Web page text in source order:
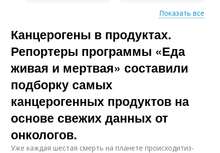
Вещества в
продуктах
Показать все
Канцерогены в продуктах.
Репортеры программы «Еда
живая и мертвая» составили
подборку самых
канцерогенных продуктов на
основе свежих данных от
онкологов.
Уже каждая шестая смерть на планете происходитиз-